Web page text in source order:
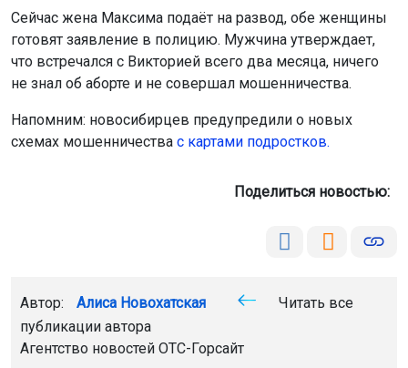
Сейчас жена Максима подаёт на развод, обе женщины
готовят заявление в полицию. Мужчина утверждает,
что встречался с Викторией всего два месяца, ничего
не знал об аборте и не совершал мошенничества.
Напомним: новосибирцев предупредили о новых
схемах мошенничества с картами подростков.
Поделиться новостью:
Автор: Алиса Новохатская
Читать все
публикации автора
Агентство новостей ОТС-Горсайт